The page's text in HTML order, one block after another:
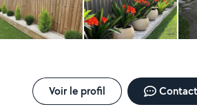
Voir le profil